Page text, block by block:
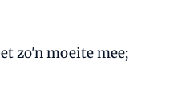
zo'n moeite mee;